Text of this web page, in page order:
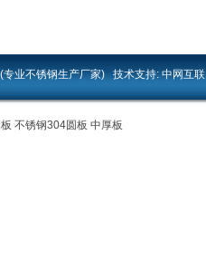
不锈钢304圆板 中厚板
业不锈钢生产厂家) 技术支持:中网互联